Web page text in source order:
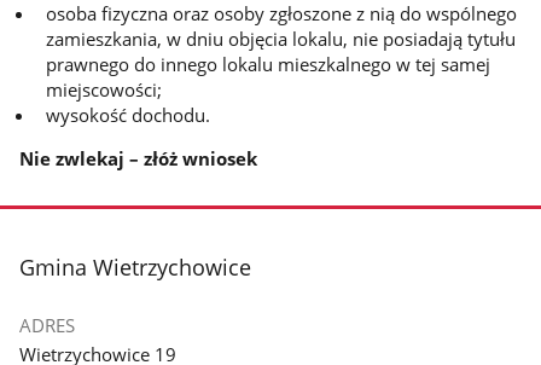
osoba fizyczna oraz osoby zgłoszone z nią do wspólnego
zamieszkania, w dniu objęcia lokalu, nie posiadają tytułu
prawnego do innego lokalu mieszkalnego w tej samej
miejscowości;
wysokość dochodu.
Nie zwlekaj – złóż wniosek
stopka
Gmina Wietrzychowice
ADRES
Wietrzychowice 19